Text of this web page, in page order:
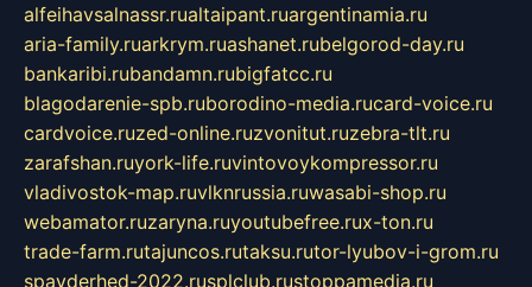
alfeihavsalnassr.rualtaipant.ruargentinamia.ru
aria-family.ruarkrym.ruashanet.rubelgorod-day.ru
bankaribi.rubandamn.rubigfatcc.ru
blagodarenie-spb.ruborodino-media.rucard-voice.ru
cardvoice.ruzed-online.ruzvonitut.ruzebra-tlt.ru
zarafshan.ruyork-life.ruvintovoykompressor.ru
vladivostok-map.ruvlknrussia.ruwasabi-shop.ru
webamator.ruzaryna.ruyoutubefree.rux-ton.ru
trade-farm.rutajuncos.rutaksu.rutor-lyubov-i-grom.ru
spayderhed-2022.rusplclub.rustoppamedia.ru